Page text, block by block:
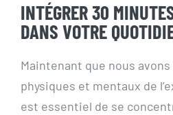
INTÉGRER 30
DANS VOTRE
Maintenant que nous
physiques et mentaux de
est essentiel de se